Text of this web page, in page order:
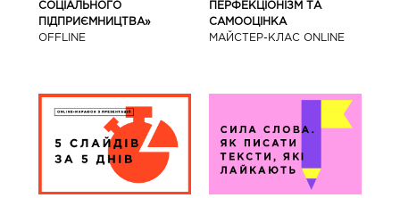
СОЦІАЛЬНОГО
ПІДПРИЄМНИЦТВА»
OFFLINE
ПЕРФЕКЦІОНІЗМ ТА
САМООЦІНКА
МАЙСТЕР-КЛАС ONLINE